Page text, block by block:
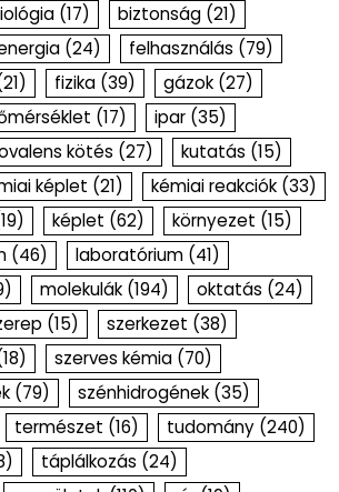
(17) biztonság (21)
(24) felhasználás (79)
fizika (39) gázok (27)
(17) ipar (35)
kötés (27) kutatás (15)
képlet (21) kémiai reakciók (33)
képlet (62) környezet (15)
(46) laboratórium (41)
molekulák (194) oktatás (24)
(15) szerkezet (38)
szerves kémia (70)
(79) szénhidrogének (35)
természet (16) tudomány (240)
táplálkozás (24)